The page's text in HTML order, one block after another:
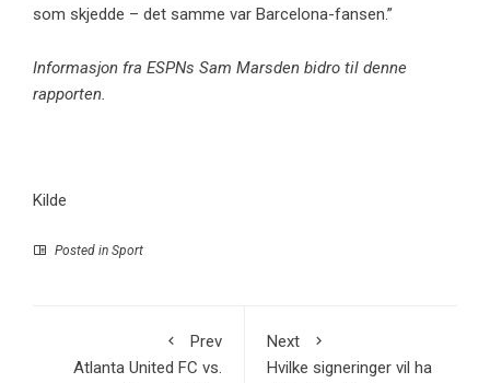
som skjedde – det samme var Barcelona-fansen.”
Informasjon fra ESPNs Sam Marsden bidro til denne
rapporten.
Kilde
Posted in Sport
Prev
Atlanta United FC vs.
Next
Hvilke signeringer vil ha